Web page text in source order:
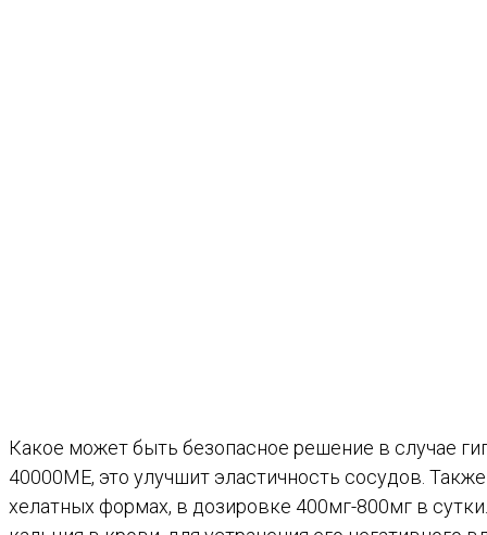
Какое может быть безопасное решение в случае
40000МЕ, это улучшит эластичность сосудов.
хелатных формах, в дозировке 400мг-800мг в